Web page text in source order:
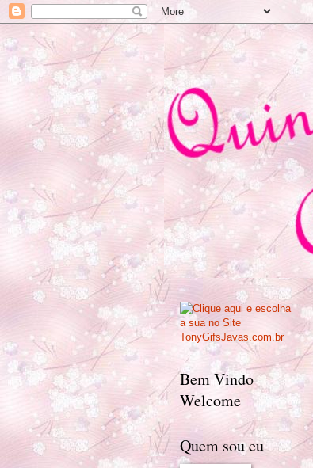
Bem Vindo
Welcome
Quem sou eu